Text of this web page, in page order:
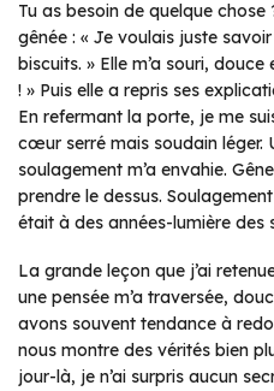
Tu as besoin de quelque chose
gênée : « Je voulais juste
biscuits. » Elle m’a souri,
! » Puis elle a repris ses
En refermant la porte, je me
cœur serré mais soudain léger.
soulagement m’a envahie.
prendre le dessus.
était à des années-lumière des
La grande leçon que j’ai
une pensée m’a traversée,
avons souvent tendance à
nous montre des vérités bien
jour-là, je n’ai surpris aucun